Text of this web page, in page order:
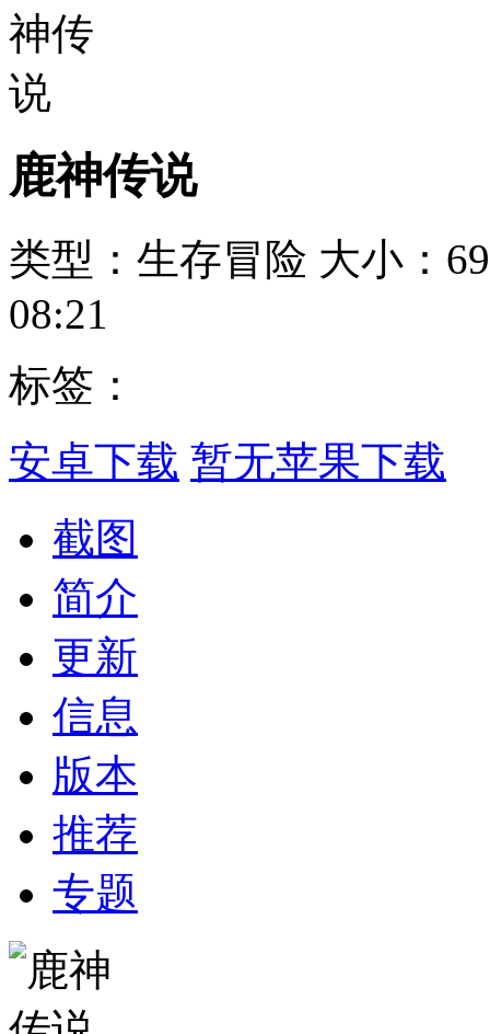
鹿神传说
类型：生存冒险 大小：
08:21
标签：
安卓下载 暂无苹果下载
截图
简介
更新
信息
版本
推荐
专题